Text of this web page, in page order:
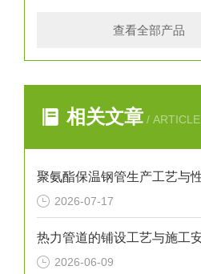
查看全部产品
相关文章 / ARTICLE
2026-07-17
2026-06-09